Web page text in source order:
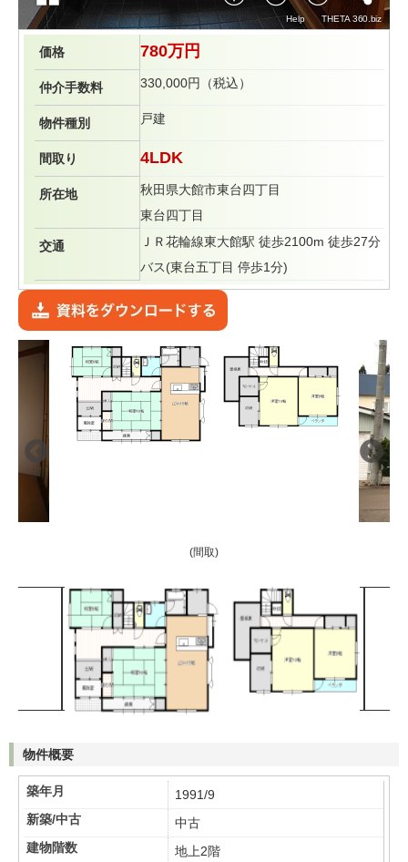
価格 780万円
仲介手数料 330,000円（税込）
物件種別 戸建
間取り 4LDK
所在地
秋田県大館市東台四丁目
東台四丁目
交通
ＪＲ花輪線東大館駅 徒歩2100m 徒歩27分
バス(東台五丁目 停歩1分)
(間取)
物件概要
築年月
1991/9
新築/中古
中古
建物階数
地上2階